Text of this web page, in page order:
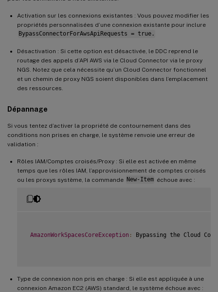
New-BrokerHypervisorConnection
Activation sur les connexions existantes : Vous pouvez modifier les
propriétés personnalisées d’une connexion existante pour inclure
BypassConnectorForAwsApiRequests = true.
Désactivation : Si cette option est désactivée, le DDC reprend le
routage des appels d’API AWS via le Cloud Connector via le proxy
NGS. Notez que cela nécessite qu’un Cloud Connector fonctionnel
et un chemin de proxy NGS soient disponibles dans l’emplacement
des ressources.
Dépannage
Si vous tentez d’activer la propriété de contournement dans des
conditions non prises en charge, le système renvoie une erreur de
validation :
Rôles IAM/Comptes croisés/Proxy : Si elle est activée en même
temps que les rôles IAM, l’approvisionnement de comptes croisés
ou les proxys système, la commande New-Item échoue avec :
AmazonWorkSpacesCoreException : Bypassing the Cloud
Type de connexion non pris en charge : Si elle est appliquée à une
connexion Amazon EC2 (AWS) standard, le système échoue avec :